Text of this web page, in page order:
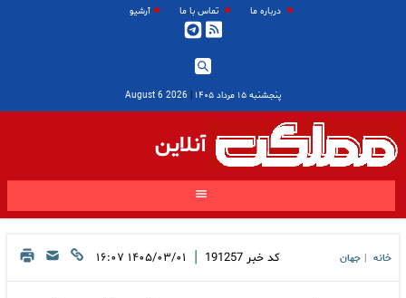
درباره ما تماس با ما آرشیو
پنجشنبه ۱۵ مرداد ۱۴۰۵ |
2026 August 6
آنلاین
خانه جهان کد خبر 191257
| ۱۴۰۵/۰۳/۰۱ ۱۶:۰۷